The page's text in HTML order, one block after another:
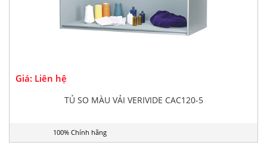
Giá: Liên hệ
TỦ SO MÀU VẢI VERIVIDE CAC120-5
100% Chính hãng